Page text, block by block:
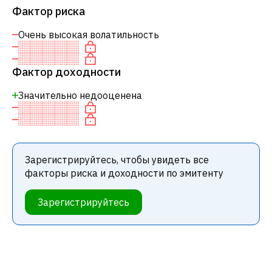
Фактор риска
Очень высокая волатильность
Фактор доходности
Значительно недооценена
Зарегистрируйтесь, чтобы увидеть все
факторы риска и доходности по эмитенту
Зарегистрируйтесь